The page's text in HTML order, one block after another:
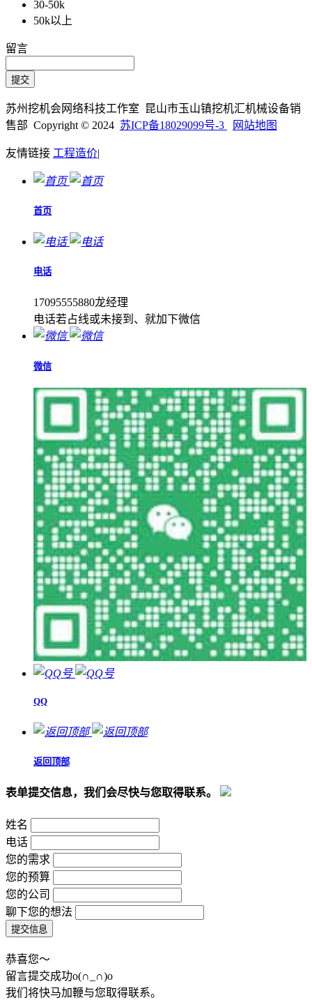
30-50k
50k以上
留言
苏州挖机会网络科技工作室 昆山市玉山镇挖机汇机械设备销
售部 Copyright © 2024 苏ICP备18029099号-3 网站地图
友情链接 工程造价|
首页
电话
17095555880龙经理
电话若占线或未接到、就加下微信
微信
QQ
返回顶部
表单提交信息，我们会尽快与您取得联系。
姓名
电话
您的需求
您的预算
您的公司
聊下您的想法
恭喜您～
留言提交成功o(∩_∩)o
我们将快马加鞭与您取得联系。